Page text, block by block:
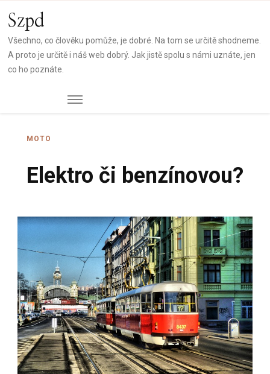
Szpd
Všechno, co člověku pomůže, je dobré. Na tom se určitě shodneme.
A proto je určitě i náš web dobrý. Jak jistě spolu s námi uznáte, jen
co ho poznáte.
MOTO
Elektro či benzínovou?